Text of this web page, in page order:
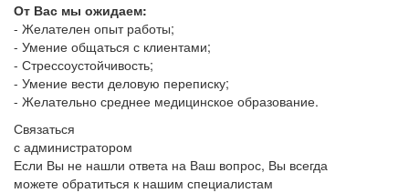
От Вас мы ожидаем:
- Желателен опыт работы;
- Умение общаться с клиентами;
- Стрессоустойчивость;
- Умение вести деловую переписку;
- Желательно среднее медицинское образование.
Связаться
с администратором
Если Вы не нашли ответа на Ваш вопрос, Вы всегда
можете обратиться к нашим специалистам